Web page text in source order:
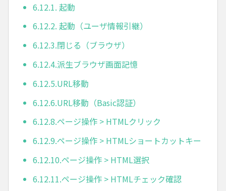
6.12.1. 起動
6.12.2. 起動（ユーザ情報引継）
6.12.3.閉じる（ブラウザ）
6.12.4.派生ブラウザ画面記憶
6.12.5.URL移動
6.12.6.URL移動（Basic認証）
6.12.8.ページ操作 > HTMLクリック
6.12.9.ページ操作 > HTMLショートカットキー
6.12.10.ページ操作 > HTML選択
6.12.11.ページ操作 > HTMLチェック確認